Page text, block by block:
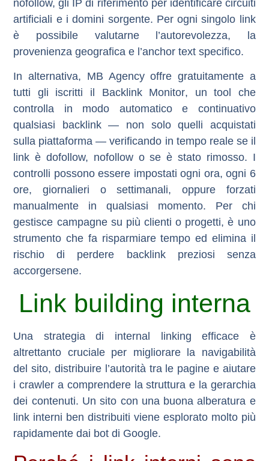
nofollow, gli IP di riferimento per identificare circuiti
artificiali e i domini sorgente. Per ogni singolo link
è possibile valutarne l’autorevolezza, la
provenienza geografica e l’anchor text specifico.
In alternativa, MB Agency offre gratuitamente a
tutti gli iscritti il Backlink Monitor, un tool che
controlla in modo automatico e continuativo
qualsiasi backlink — non solo quelli acquistati
sulla piattaforma — verificando in tempo reale se il
link è dofollow, nofollow o se è stato rimosso. I
controlli possono essere impostati ogni ora, ogni 6
ore, giornalieri o settimanali, oppure forzati
manualmente in qualsiasi momento. Per chi
gestisce campagne su più clienti o progetti, è uno
strumento che fa risparmiare tempo ed elimina il
rischio di perdere backlink preziosi senza
accorgersene.
Link building interna
Una strategia di internal linking efficace è
altrettanto cruciale per migliorare la navigabilità
del sito, distribuire l’autorità tra le pagine e aiutare
i crawler a comprendere la struttura e la gerarchia
dei contenuti. Un sito con una buona alberatura e
link interni ben distribuiti viene esplorato molto più
rapidamente dai bot di Google.